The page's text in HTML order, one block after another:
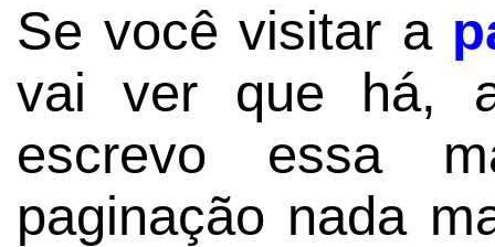
Se você visitar a
vai ver que há,
escrevo essa
paginação nada